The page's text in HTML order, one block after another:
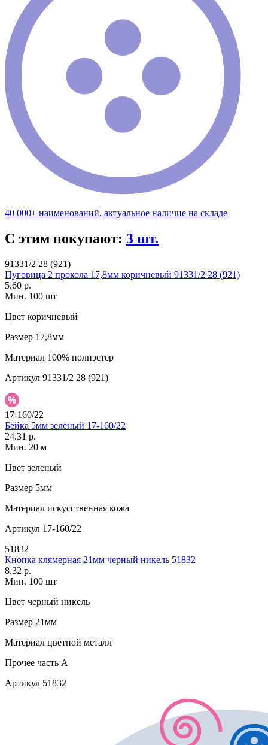
40 000+ наименований, актуальное наличие на складе
С этим покупают: 3 шт.
91331/2 28 (921)
Пуговица 2 прокола 17,8мм коричневый 91331/2 28 (921)
5.60 р.
Мин. 100 шт
Цвет коричневый
Размер 17,8мм
Материал 100% полиэстер
Артикул 91331/2 28 (921)
17-160/22
Бейка 5мм зеленый 17-160/22
24.31 р.
Мин. 20 м
Цвет зеленый
Размер 5мм
Материал искусственная кожа
Артикул 17-160/22
51832
Кнопка клямерная 21мм черный никель 51832
8.32 р.
Мин. 100 шт
Цвет черный никель
Размер 21мм
Материал цветной металл
Прочее часть A
Артикул 51832